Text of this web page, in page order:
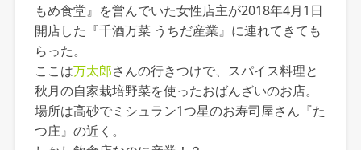
もめ食堂』を営んでいた女性店主が2018年4月1日
開店した『千酒万菜 うちだ産業』に連れてきても
らった。
ここは万太郎さんの行きつけで、スパイス料理と
秋月の自家栽培野菜を使ったおばんざいのお店。
場所は高砂でミシュラン1つ星のお寿司屋さん『た
つ庄』の近く。